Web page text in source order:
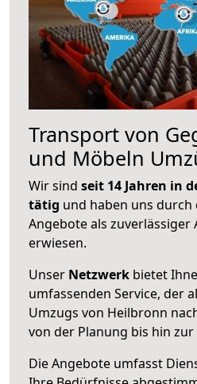
Transport von
und Möbeln
Wir sind seit 14 Jahren in
tätig und haben uns
Angebote als
erwiesen.
Unser Netzwerk bietet
umfassenden Service, der
Umzugs von Heilbronn
von der Planung bis hin
Die Angebote umfasst